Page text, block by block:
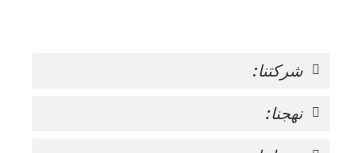
شركتنا:
نهجنا: